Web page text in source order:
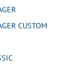
CUSTOM